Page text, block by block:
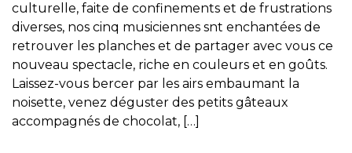
culturelle, faite de confinements et de frustrations
diverses, nos cinq musiciennes snt enchantées de
retrouver les planches et de partager avec vous ce
nouveau spectacle, riche en couleurs et en goûts.
Laissez-vous bercer par les airs embaumant la
noisette, venez déguster des petits gâteaux
accompagnés de chocolat, […]